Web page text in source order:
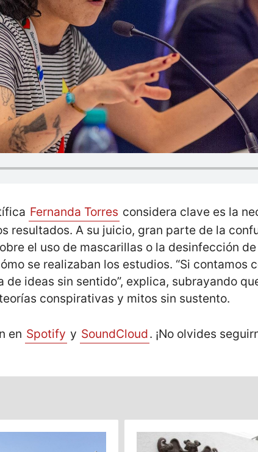
Fernanda Torres considera clave es la
resultados. A su juicio, gran parte de la
el uso de mascarillas o la desinfección
se realizaban los estudios. “Si contamos
de ideas sin sentido”, explica, subrayando
conspirativas y mitos sin sustento.
en Spotify y SoundCloud. ¡No olvides